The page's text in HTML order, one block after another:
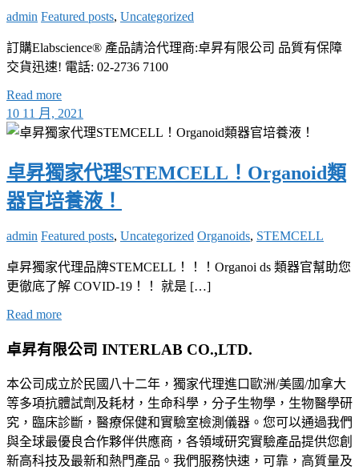
admin Featured posts, Uncategorized
訂購Elabscience® 產品請洽代理商:卓昇有限公司 品質有保障
交貨迅速! 電話: 02-2736 7100
Read more
10 11 月, 2021
卓昇獨家代理STEMCELL！Organoid類
器官培養液！
admin Featured posts, Uncategorized Organoids, STEMCELL
卓昇獨家代理品牌STEMCELL！！！Organoi ds 類器官幫助您
更徹底了解 COVID-19！！ 就是 […]
Read more
卓昇有限公司 INTERLAB CO.,LTD.
本公司成立於民國八十二年，獨家代理進口歐洲/美國/加拿大
等多項抗體試劑及耗材，生命科學，分子生物學，生物醫學研
究，臨床診斷，醫療保健和實驗室檢測儀器。您可以通過我們
與全球最優良合作夥伴供應商，各領域研究實驗產品提供您創
新高科技及最新和熱門產品。我們服務快速，可靠，高質量及